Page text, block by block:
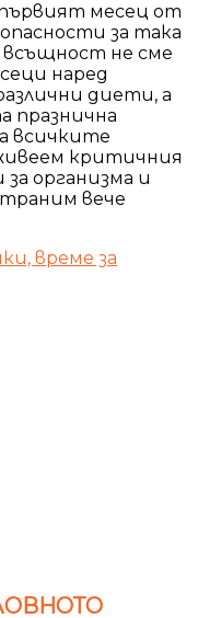
месец от
за така
всъщност не сме
наред
диети, а
празнична
всичките
критичния
организма и
вече
време за